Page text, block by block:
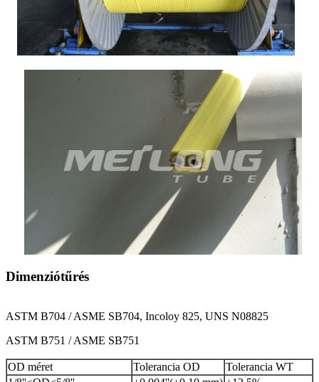
Dimenziótűrés
ASTM B704 / ASME SB704, Incoloy 825, UNS N08825
ASTM B751 / ASME SB751
OD méret Tolerancia OD
Tolerancia WT